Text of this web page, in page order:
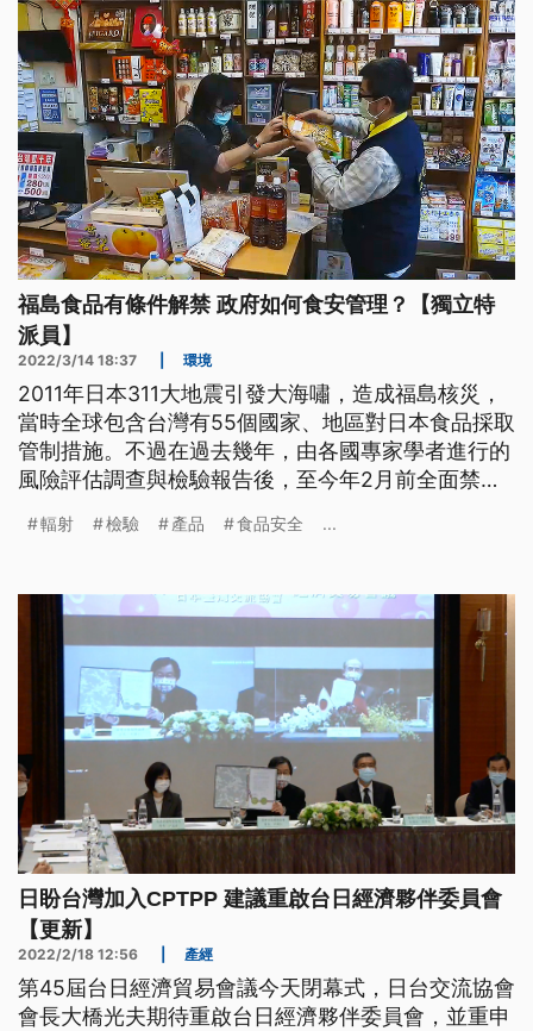
福島食品有條件解禁 政府如何食安管理？【獨立特
派員】
2022/3/14 18:37 環境
2011年日本311大地震引發大海嘯，造成福島核災，
當時全球包含台灣有55個國家、地區對日本食品採取
管制措施。不過在過去幾年，由各國專家學者進行的
風險評估調查與檢驗報告後，至今年2月前全面禁止
2月8日起，台灣也宣布有條件解除11年的禁令，不過
市場風向，也細細評估消費者的意願與需求。
輻射 檢驗 產品 食品安全 ...
日盼台灣加入CPTPP 建議重啟台日經濟夥伴委員會
【更新】
2022/2/18 12:56 產經
第45屆台日經濟貿易會議今天閉幕式，日台交流協會
會長大橋光夫期待重啟台日經濟夥伴委員會，並重申